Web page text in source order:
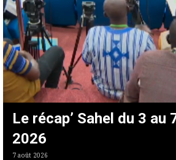
Le récap’ Sahel du 3 au
2026
7 août 2026